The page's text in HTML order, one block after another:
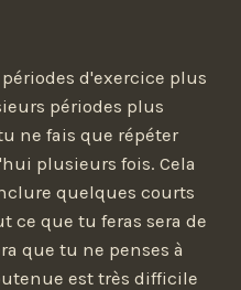
d'exercice plus
périodes plus
ne fais que répéter
plusieurs fois. Cela
quelques courts
ce que tu feras sera de
que tu ne penses à
est très difficile